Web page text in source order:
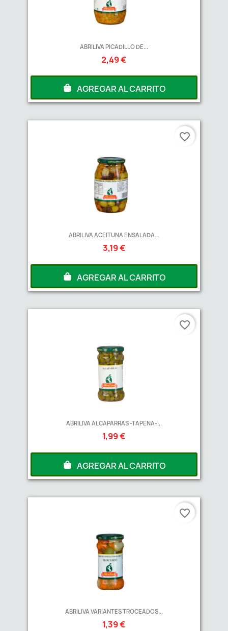
ABRILIVA PICADILLO DE...
2,49 €
AGREGAR AL CARRITO
ABRILIVA ACEITUNA ENSALADA...
3,19 €
AGREGAR AL CARRITO
favorite_border
ABRILIVA ALCAPARRAS -TAPENA-...
1,99 €
AGREGAR AL CARRITO
favorite_border
ABRILIVA VARIANTES TROCEADOS...
1,39 €
favorite_border